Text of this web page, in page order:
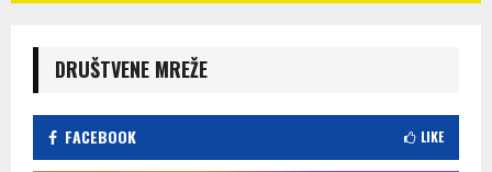
DRUŠTVENE MREŽE
FACEBOOK LIKE